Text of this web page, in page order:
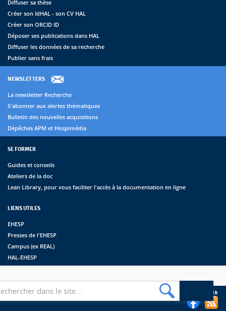
Diffuser sa thèse
Créer son IdHAL - son CV HAL
Créer son ORCID ID
Déposer ses publications dans HAL
Diffuser les données de sa recherche
Publier sans frais
NEWSLETTERS
La newsletter Recherche
S'abonner aux alertes thématiques
Bulletin des nouvelles acquisitions
Dépêches APM et Hospimédia
SE FORMER
Guides et conseils
Ateliers de la doc
Lean Library, pour vous faciliter l'accès à la documentation en ligne
LIENS UTILES
EHESP
Presses de l'EHESP
Campus (ex REAL)
HAL-EHESP
Suivez les bibliothèques de l'EHESP sur les réseaux sociaux